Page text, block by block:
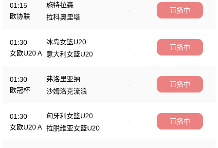
01:15
欧协联
施特拉森
-
拉科奥里塔
直播中
01:30
女欧U20 A
冰岛女篮U20
-
意大利女篮U20
直播中
01:30
欧冠杯
弗洛里亚纳
-
沙姆洛克流浪
直播中
01:30
女欧U20 A
匈牙利女篮U20
-
拉脱维亚女篮U20
直播中